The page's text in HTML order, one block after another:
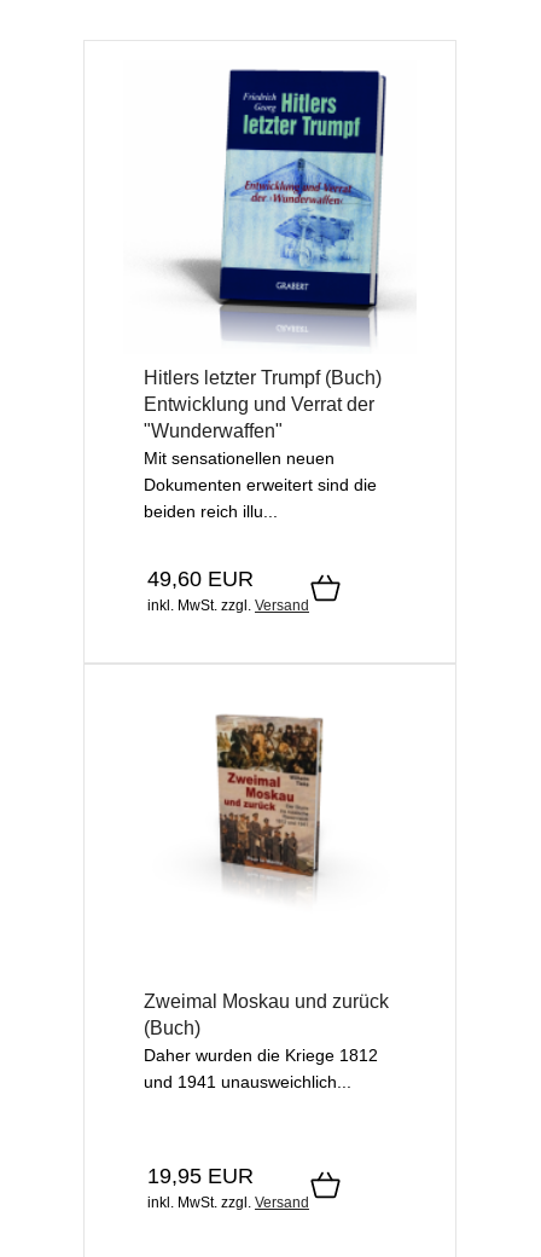
Hitlers letzter Trumpf (Buch)
Entwicklung und Verrat der
"Wunderwaffen"
Mit sensationellen neuen
Dokumenten erweitert sind die
beiden reich illu...
49,60 EUR
inkl. MwSt. zzgl. Versand
Zweimal Moskau und zurück
(Buch)
Daher wurden die Kriege 1812
und 1941 unausweichlich...
19,95 EUR
inkl. MwSt. zzgl. Versand